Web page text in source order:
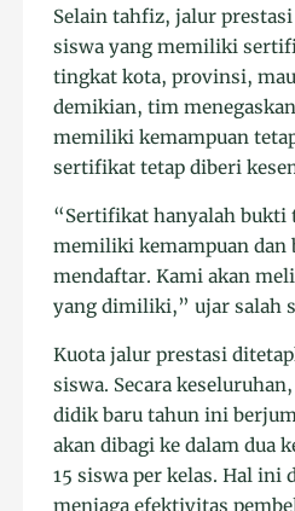
Selain tahfiz, jalur
siswa yang memiliki
tingkat kota, provinsi,
demikian, tim
memiliki kemampuan
sertifikat tetap diberi
“Sertifikat hanyalah bukti
memiliki kemampuan dan
mendaftar. Kami akan
yang dimiliki,” ujar salah
Kuota jalur prestasi
siswa. Secara
didik baru tahun ini
akan dibagi ke dalam dua
15 siswa per kelas. Hal ini
menjaga efektivitas